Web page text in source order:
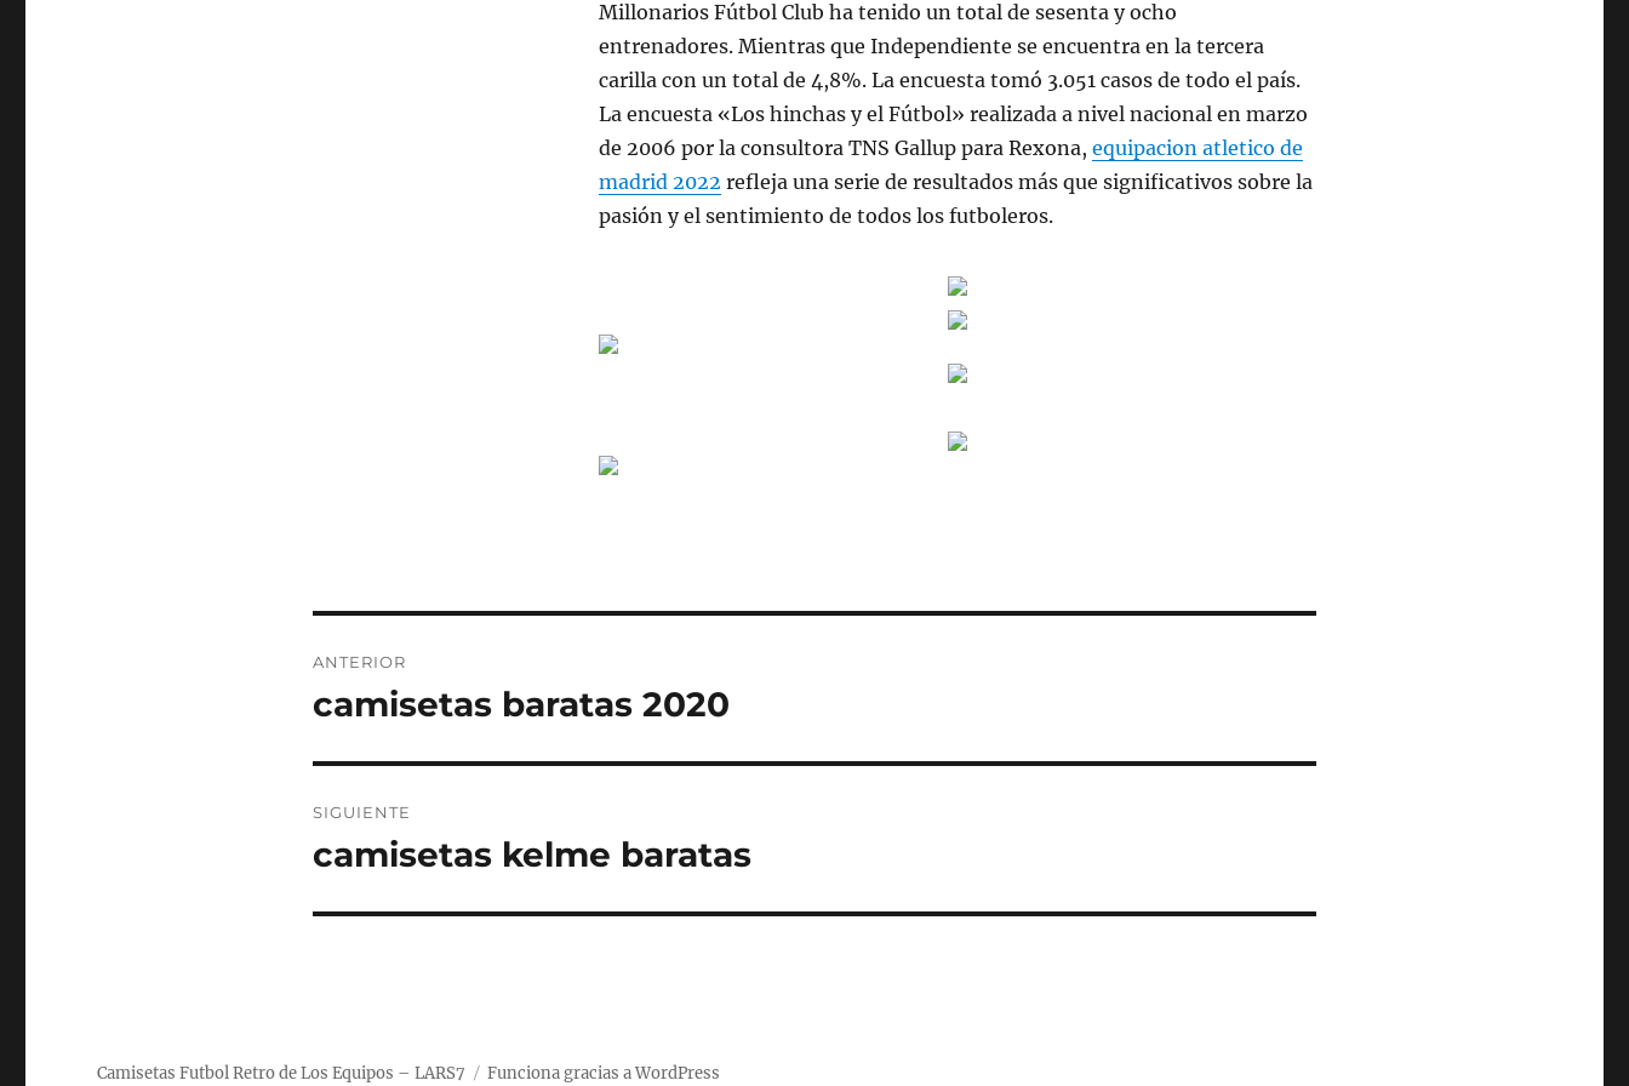
Millonarios Fútbol Club ha tenido un total de sesenta y ocho
entrenadores. Mientras que Independiente se encuentra en la tercera
carilla con un total de 4,8%. La encuesta tomó 3.051 casos de todo el país.
La encuesta «Los hinchas y el Fútbol» realizada a nivel nacional en marzo
de 2006 por la consultora TNS Gallup para Rexona,equipacion atletico de
madrid 2022 refleja una serie de resultados más que significativos sobre la
pasión y el sentimiento de todos los futboleros.
de
ANTERIOR
Entrada
camisetas baratas 2020
SIGUIENTE
Entrada
camisetas kelme baratas
Camisetas Futbol Retro de Los Equipos – LARS7 Funciona gracias a WordPress